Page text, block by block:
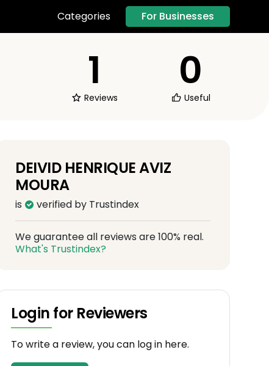
Categories For Businesses
1
Reviews
0
Useful
DEIVID HENRIQUE AVIZ
MOURA
is verified by Trustindex
We guarantee all reviews are 100% real.
What's Trustindex?
Login for Reviewers
To write a review, you can log in here.